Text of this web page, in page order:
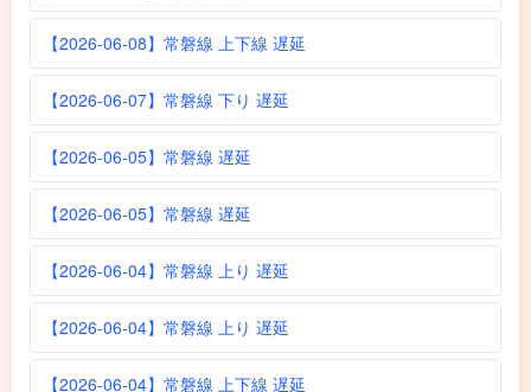
【2026-06-08】常磐線 上下線 遅延
【2026-06-07】常磐線 下り 遅延
【2026-06-05】常磐線 遅延
【2026-06-05】常磐線 遅延
【2026-06-04】常磐線 上り 遅延
【2026-06-04】常磐線 上り 遅延
【2026-06-04】常磐線 上下線 遅延